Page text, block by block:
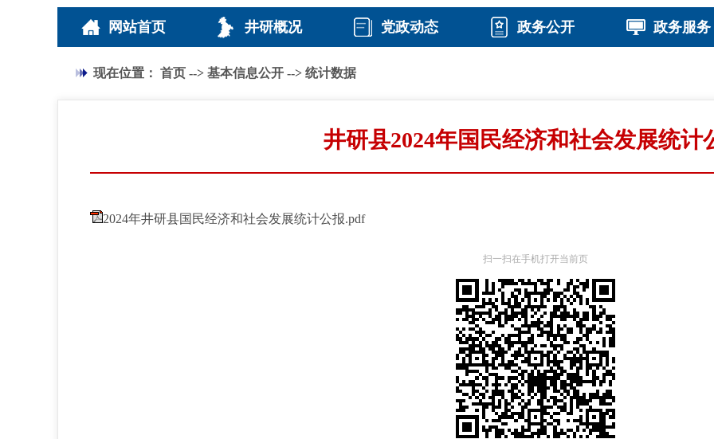
网站首页 井研概况 党政动态 政务公开 政务服务
现在位置： 首页 --> 基本信息公开 --> 统计数据
井研县2024年国民经济和社会发展统计
2024年井研县国民经济和社会发展统计公报.pdf
扫一扫在手机打开当前页